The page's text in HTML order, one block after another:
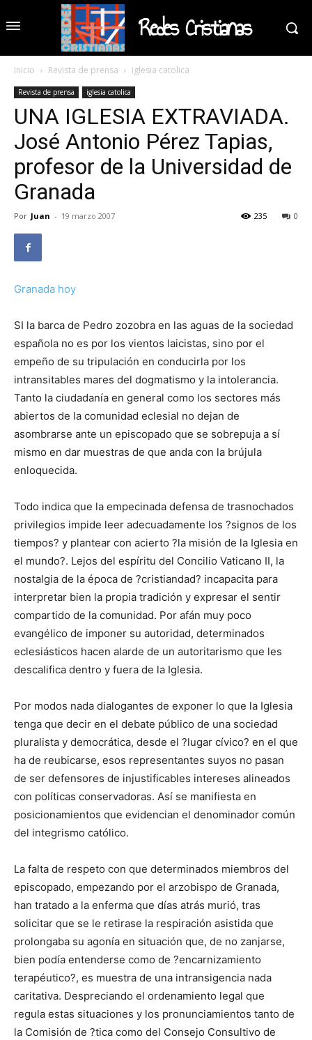
Redes Cristianas
Inicio Revista de prensa iglesia catolica
Revista de prensa iglesia catolica
UNA IGLESIA EXTRAVIADA.
José Antonio Pérez Tapias,
profesor de la Universidad de
Granada
Por Juan - 19 marzo 2007 0
235
Granada hoy
SI la barca de Pedro zozobra en las aguas de la sociedad
española no es por los vientos laicistas, sino por el
empeño de su tripulación en conducirla por los
intransitables mares del dogmatismo y la intolerancia.
Tanto la ciudadanía en general como los sectores más
abiertos de la comunidad eclesial no dejan de
asombrarse ante un episcopado que se sobrepuja a sí
mismo en dar muestras de que anda con la brújula
enloquecida.
Todo indica que la empecinada defensa de trasnochados
privilegios impide leer adecuadamente los ?signos de los
tiempos? y plantear con acierto ?la misión de la Iglesia en
el mundo?. Lejos del espíritu del Concilio Vaticano II, la
nostalgia de la época de ?cristiandad? incapacita para
interpretar bien la propia tradición y expresar el sentir
compartido de la comunidad. Por afán muy poco
evangélico de imponer su autoridad, determinados
eclesiásticos hacen alarde de un autoritarismo que les
descalifica dentro y fuera de la Iglesia.
Por modos nada dialogantes de exponer lo que la Iglesia
tenga que decir en el debate público de una sociedad
pluralista y democrática, desde el ?lugar cívico? en el que
ha de reubicarse, esos representantes suyos no pasan
de ser defensores de injustificables intereses alineados
con políticas conservadoras. Así se manifiesta en
posicionamientos que evidencian el denominador común
del integrismo católico.
La falta de respeto con que determinados miembros del
episcopado, empezando por el arzobispo de Granada,
han tratado a la enferma que días atrás murió, tras
solicitar que se le retirase la respiración asistida que
prolongaba su agonía en situación que, de no zanjarse,
bien podía entenderse como de ?encarnizamiento
terapéutico?, es muestra de una intransigencia nada
caritativa. Despreciando el ordenamiento legal que
regula estas situaciones y los pronunciamientos tanto de
la Comisión de ?tica como del Consejo Consultivo de